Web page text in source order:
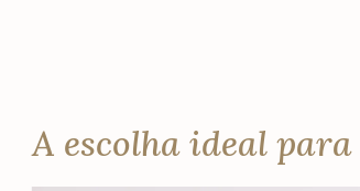
A escolha ideal